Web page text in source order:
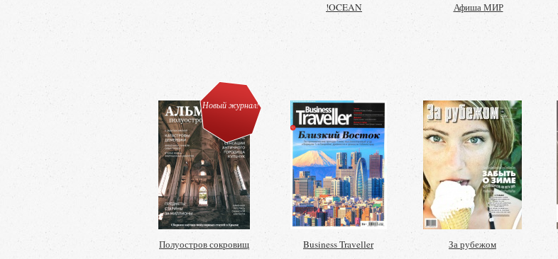
!OCEAN Афиша МИР
Новый журнал!
Полуостров сокровищ Business Traveller За рубежом